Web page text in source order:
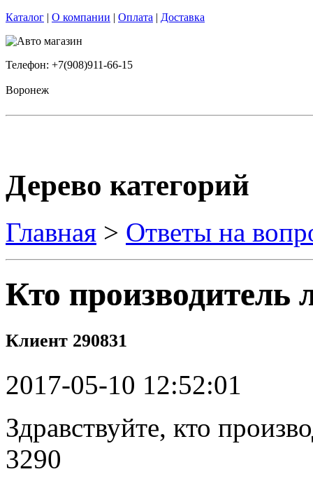
Каталог | О компании | Оплата | Доставка
Телефон: +7(908)911-66-15
Воронеж
Дерево категорий
Главная > Ответы на
Кто производитель
Клиент 290831
2017-05-10 12:52:01
Здравствуйте, кто
3290